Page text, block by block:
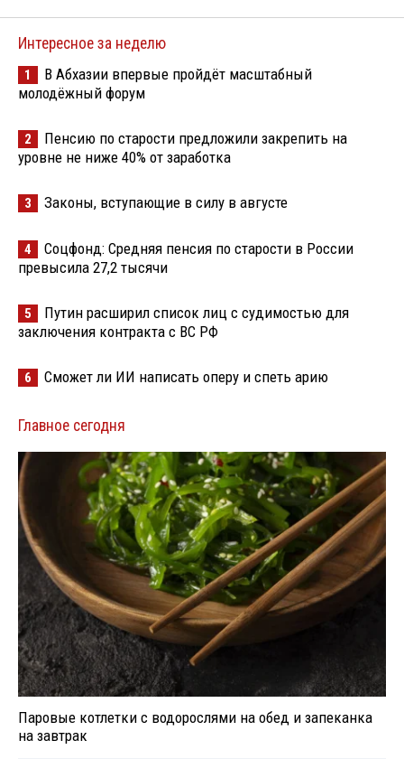
Интересное за неделю
1
В Абхазии впервые пройдёт масштабный
молодёжный форум
2
Пенсию по старости предложили закрепить на
уровне не ниже 40% от заработка
3 Законы, вступающие в силу в августе
4
Соцфонд: Средняя пенсия по старости в России
превысила 27,2 тысячи
5
Путин расширил список лиц с судимостью для
заключения контракта с ВС РФ
6 Сможет ли ИИ написать оперу и спеть арию
Главное сегодня
Паровые котлетки с водорослями на обед и запеканка
на завтрак